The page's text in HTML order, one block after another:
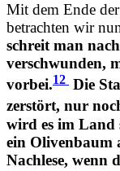
Mit dem Ende
betrachten wir
schreit man
verschwunden,
vorbei.12 Die
zerstört, nur
wird es im Land
ein Olivenbaum
Nachlese, wenn